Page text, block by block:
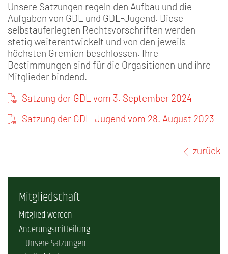
Unsere Satzungen regeln den Aufbau und die
Aufgaben von GDL und GDL-Jugend. Diese
selbstauferlegten Rechtsvorschriften werden
stetig weiterentwickelt und von den jeweils
höchsten Gremien beschlossen. Ihre
Bestimmungen sind für die Orgasitionen und ihre
Mitglieder bindend.
Satzung der GDL vom 3. September 2024
Satzung der GDL-Jugend vom 28. August 2023
zurück
Mitgliedschaft
Mitglied werden
Änderungsmitteilung
Unsere Satzungen